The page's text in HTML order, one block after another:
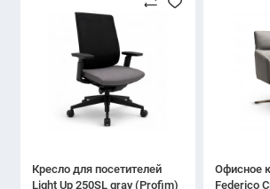
Кресло для посетителей
Light Up 250SL gray (Profim)
Офисное
Federico